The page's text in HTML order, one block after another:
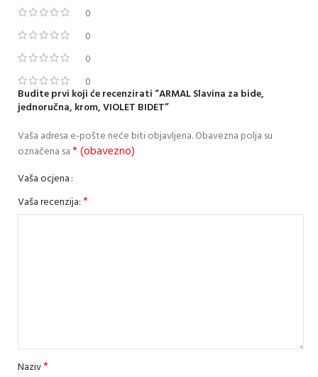
0
0
0
0
Budite prvi koji će recenzirati “ARMAL Slavina za bide,
jednoručna, krom, VIOLET BIDET”
Vaša adresa e-pošte neće biti objavljena.Obavezna polja su
označena sa* (obavezno)
Vaša ocjena
Vaša recenzija:*
Naziv*